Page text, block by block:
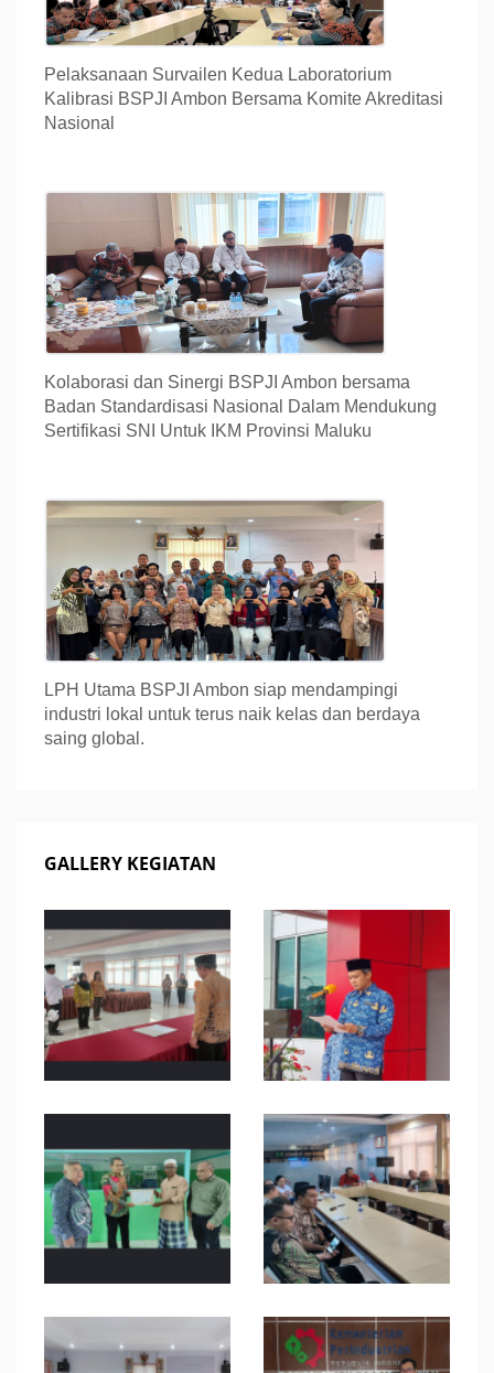
Pelaksanaan Survailen Kedua Laboratorium
Kalibrasi BSPJI Ambon Bersama Komite Akreditasi
Nasional
Kolaborasi dan Sinergi BSPJI Ambon bersama
Badan Standardisasi Nasional Dalam Mendukung
Sertifikasi SNI Untuk IKM Provinsi Maluku
LPH Utama BSPJI Ambon siap mendampingi
industri lokal untuk terus naik kelas dan berdaya
saing global.
GALLERY KEGIATAN